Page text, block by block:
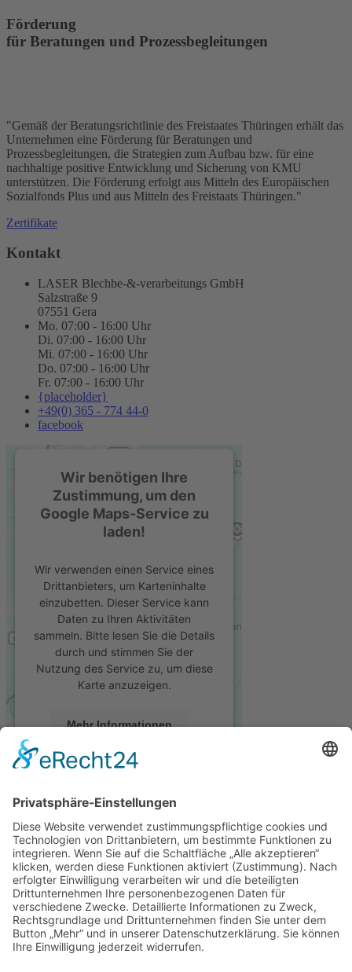
Förderung
für Beratungen und Prozessbegleitungen
"Gemäß der Beratungsrichtlinie des Freistaates Thüringen erhält das
Unternehmen eine Förderung für Beratungen und
Prozessbegleitungen, die Strategien zum Aufbau bzw. für eine
nachhaltige positive Entwicklung und Sicherung von KMU
unterstützen. Die Förderung erfolgt aus Mitteln des Europäischen
Sozialfonds Plus und aus Mitteln des Freistaats Thüringen."
Zertifikate
Kontakt
LASER Blechbe-&-verarbeitungs GmbH
Salzstraße 9
07551 Gera
Mo. 07:00 - 16:00 Uhr
Di. 07:00 - 16:00 Uhr
Mi. 07:00 - 16:00 Uhr
Do. 07:00 - 16:00 Uhr
Fr. 07:00 - 16:00 Uhr
{placeholder}
+49(0) 365 - 774 44-0
facebook
Wir benötigen Ihre
Zustimmung, um den
Google Maps-Service zu
laden!
Wir verwenden einen Service eines
Drittanbieters, um Karteninhalte
einzubetten. Dieser Service kann
Daten zu Ihren Aktivitäten
sammeln. Bitte lesen Sie die Details
durch und stimmen Sie der
Nutzung des Service zu, um diese
Karte anzuzeigen.
Mehr Informationen
Akzeptieren
Management Platform&eRecht24
Anfahrt
Sie finden unser Unternehmen im südlichen Teil von Gera, im
Stadtteil Liebschwitz.
+ Autobahn A4 Richtung Frankfurt/Dresden
+ Abfahrt Nr. 59 Gera-Leumnitz oder Nr. 60 Ronneburg
+ Bundesstraße B7, am Ortsausgang Ronneburg nach Gera
am Kreisverkehr + in Richtung Kauern